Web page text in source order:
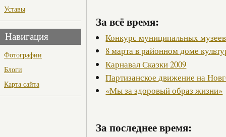
Уставы
Навигация
Фотографии
Блоги
Карта сайта
За всё время:
Конкурс муниципальных музеев
8 марта в районном доме
Карнавал Сказки 2009
Партизанское движение на
«Мы за здоровый образ жизни»
За последнее время: